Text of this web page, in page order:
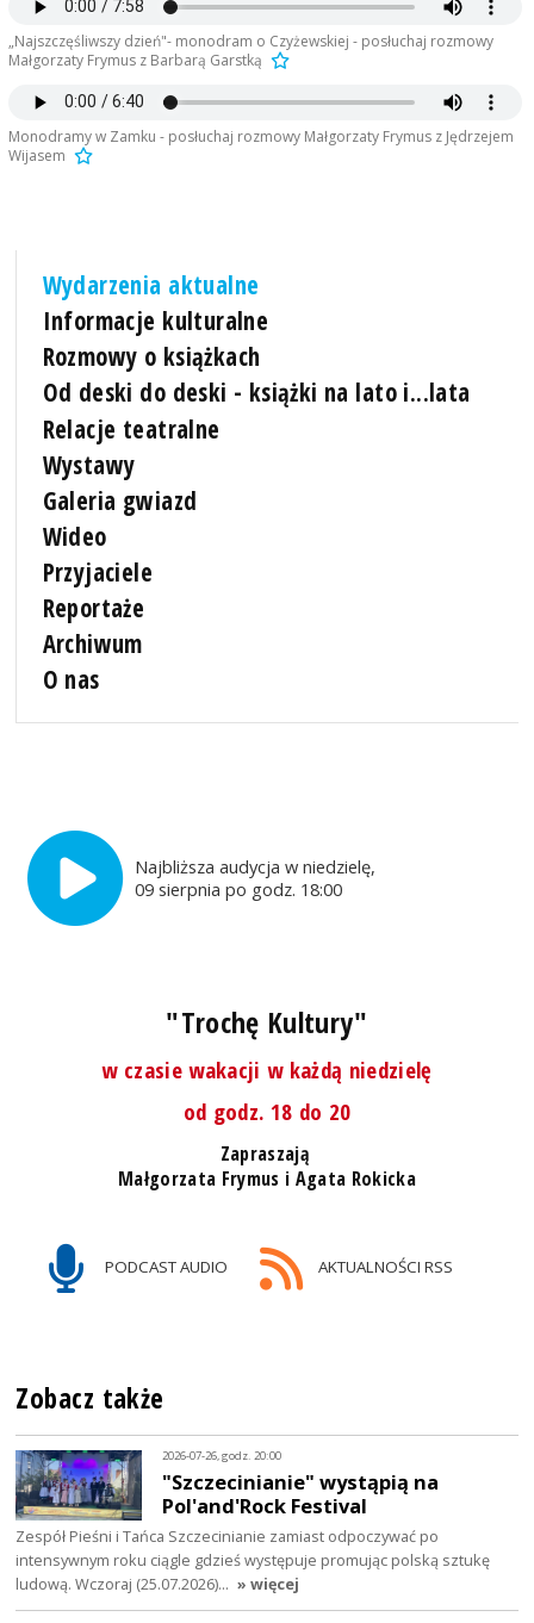
„Najszczęśliwszy dzień"- monodram o Czyżewskiej - posłuchaj rozmowy
Małgorzaty Frymus z Barbarą Garstką
Monodramy w Zamku - posłuchaj rozmowy Małgorzaty Frymus z Jędrzejem
Wijasem
Wydarzenia aktualne
Informacje kulturalne
Rozmowy o książkach
Od deski do deski - książki na lato i...lata
Relacje teatralne
Wystawy
Galeria gwiazd
Wideo
Przyjaciele
Reportaże
Archiwum
O nas
Najbliższa audycja w niedzielę,
09 sierpnia po godz. 18:00
"Trochę Kultury"
w czasie wakacji w każdą niedzielę
od godz. 18 do 20
Zapraszają
Małgorzata Frymus i Agata Rokicka
PODCAST AUDIO AKTUALNOŚCI RSS
Zobacz także
2026-07-26, godz. 20:00
"Szczecinianie" wystąpią na
Pol'and'Rock Festival
Zespół Pieśni i Tańca Szczecinianie zamiast odpoczywać po
intensywnym roku ciągle gdzieś występuje promując polską sztukę
ludową. Wczoraj (25.07.2026)… » więcej